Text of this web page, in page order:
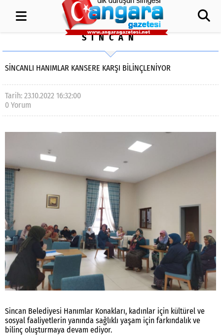
SİNCAN
SİNCANLI HANIMLAR KANSERE KARŞI BİLİNÇLENİYOR
Tarih: 23.10.2022 16:32:00
0 Yorum
Sincan Belediyesi Hanımlar Konakları, kadınlar için kültürel ve
sosyal faaliyetlerin yanında sağlıklı yaşam için farkındalık ve
bilinç oluşturmaya devam ediyor.